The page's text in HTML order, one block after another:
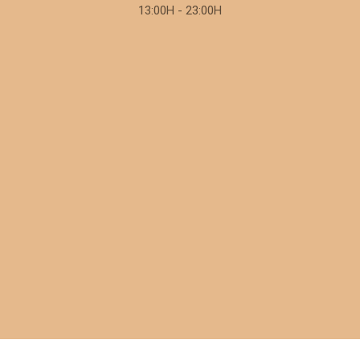
13:00H - 23:00H